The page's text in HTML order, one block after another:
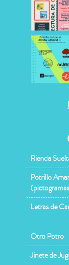
Rienda
Potrillo
Letras de
Otro Potro
Jinete de